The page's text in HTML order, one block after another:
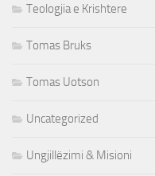
Teologjia e Krishtere
Tomas Bruks
Tomas Uotson
Uncategorized
Ungjillëzimi & Misioni